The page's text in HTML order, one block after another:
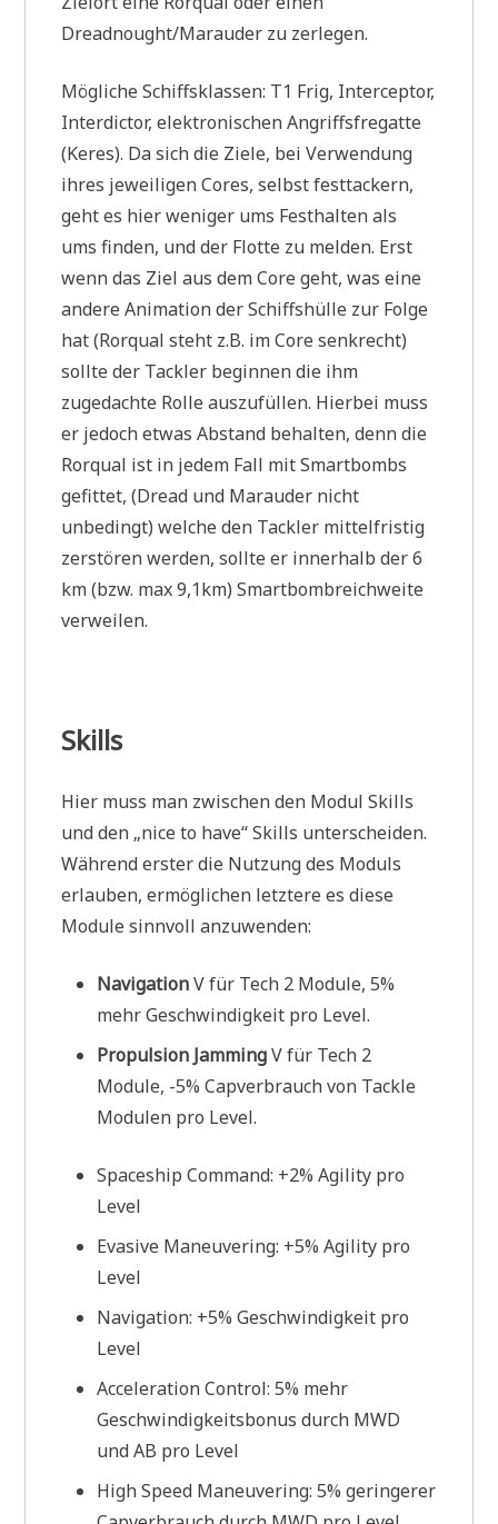
Dreadnought/Marauder zu zerlegen.
Mögliche Schiffsklassen: T1 Frig, Interceptor,
Interdictor, elektronischen Angriffsfregatte
(Keres). Da sich die Ziele, bei Verwendung
ihres jeweiligen Cores, selbst festtackern,
geht es hier weniger ums Festhalten als
ums finden, und der Flotte zu melden. Erst
wenn das Ziel aus dem Core geht, was eine
andere Animation der Schiffshülle zur Folge
hat (Rorqual steht z.B. im Core senkrecht)
sollte der Tackler beginnen die ihm
zugedachte Rolle auszufüllen. Hierbei muss
er jedoch etwas Abstand behalten, denn die
Rorqual ist in jedem Fall mit Smartbombs
gefittet, (Dread und Marauder nicht
unbedingt) welche den Tackler mittelfristig
zerstören werden, sollte er innerhalb der 6
km (bzw. max 9,1km) Smartbombreichweite
verweilen.
Skills
Hier muss man zwischen den Modul Skills
und den „nice to have“ Skills unterscheiden.
Während erster die Nutzung des Moduls
erlauben, ermöglichen letztere es diese
Module sinnvoll anzuwenden:
NavigationV für Tech 2 Module, 5%
mehr Geschwindigkeit pro Level.
Propulsion JammingV für Tech 2
Module, -5% Capverbrauch von Tackle
Modulen pro Level.
Spaceship Command: +2% Agility pro
Level
Evasive Maneuvering: +5% Agility pro
Level
Navigation: +5% Geschwindigkeit pro
Level
Acceleration Control: 5% mehr
Geschwindigkeitsbonus durch MWD
und AB pro Level
High Speed Maneuvering: 5% geringerer